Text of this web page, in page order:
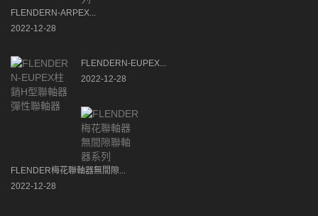
FLENDERN-ARPEX...
2022-12-28
FLENDERN-EUPEX...
2022-12-28
FLENDER梅花聯軸器無間隙...
2022-12-28